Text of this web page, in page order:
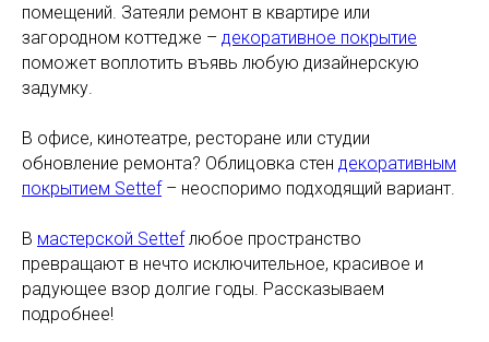
помещений. Затеяли ремонт в квартире или
загородном коттедже – декоративное покрытие
поможет воплотить въявь любую дизайнерскую
задумку.
В офисе, кинотеатре, ресторане или студии
обновление ремонта? Облицовка стен декоративным
покрытием Settef– неоспоримо подходящий вариант.
В мастерской Settefлюбое пространство
превращают в нечто исключительное, красивое и
радующее взор долгие годы. Рассказываем
подробнее!